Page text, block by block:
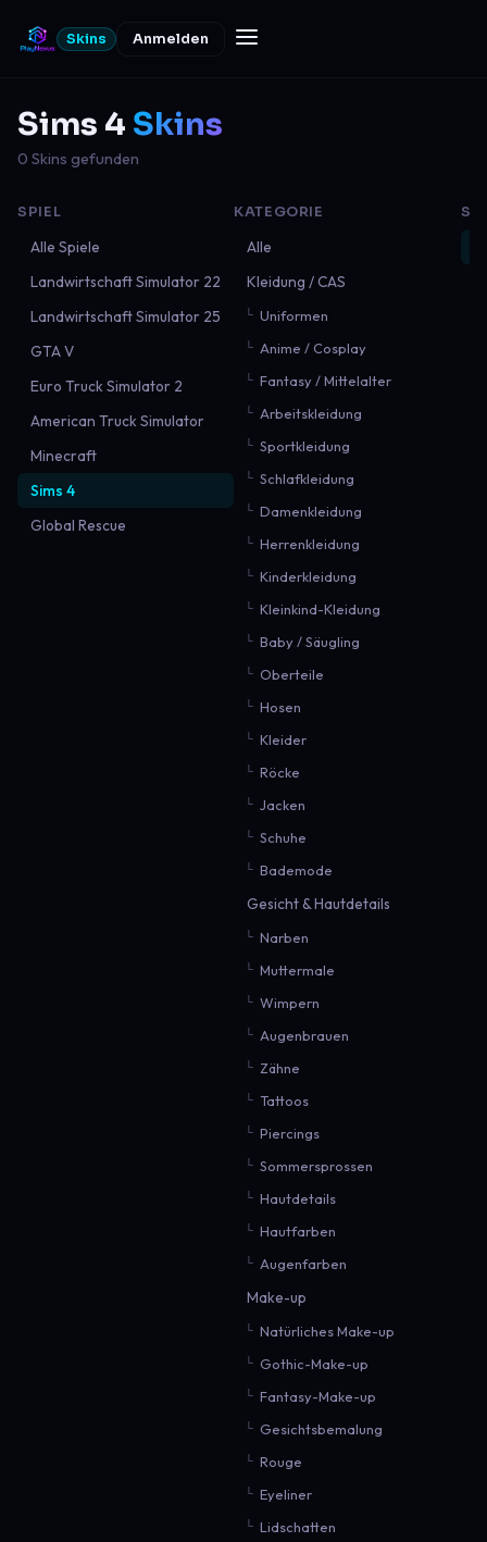
Skins Anmelden
Sims 4 Skins
0 Skins gefunden
SPIEL
Alle Spiele
Landwirtschaft Simulator 22
Landwirtschaft Simulator 25
GTA V
Euro Truck Simulator 2
American Truck Simulator
Minecraft
Sims 4
Global Rescue
KATEGORIE
Alle
Kleidung / CAS
Uniformen
Anime / Cosplay
Fantasy / Mittelalter
Arbeitskleidung
Sportkleidung
Schlafkleidung
Damenkleidung
Herrenkleidung
Kinderkleidung
Kleinkind-Kleidung
Baby / Säugling
Oberteile
Hosen
Kleider
Röcke
Jacken
Schuhe
Bademode
Gesicht & Hautdetails
Narben
Muttermale
Wimpern
Augenbrauen
Zähne
Tattoos
Piercings
Sommersprossen
Hautdetails
Hautfarben
Augenfarben
Make-up
Natürliches Make-up
Gothic-Make-up
Fantasy-Make-up
Gesichtsbemalung
Rouge
Eyeliner
Lidschatten